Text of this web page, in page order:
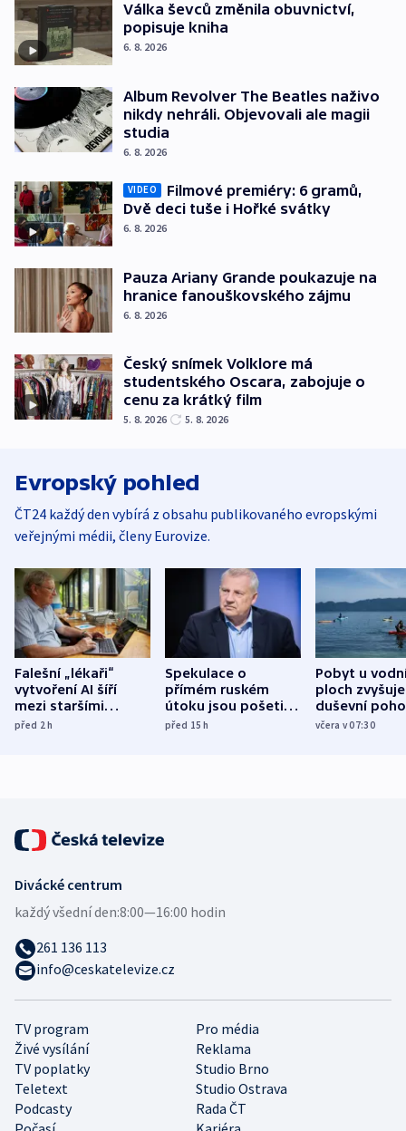
Válka ševců změnila obuvnictví,
popisuje kniha
6. 8. 2026
Album Revolver The Beatles naživo
nikdy nehráli. Objevovali ale magii
studia
6. 8. 2026
VIDEO
Filmové premiéry: 6 gramů,
Dvě deci tuše i Hořké svátky
6. 8. 2026
Pauza Ariany Grande poukazuje na
hranice fanouškovského zájmu
6. 8. 2026
Český snímek Volklore má
studentského Oscara, zabojuje o
cenu za krátký film
5. 8. 2026 5. 8. 2026
Evropský pohled
ČT24 každý den vybírá z obsahu publikovaného evropskými
veřejnými médii, členy Eurovize.
Falešní „lékaři“
vytvoření AI šíří
mezi staršími
Poláky nebezpečné
před 2h
Spekulace o
přímém ruském
útoku jsou pošetilé,
míní estonský
před 15h
Pobyt u
ploch zvyšuje
duševní
ukázala
včera v 07:30
TV program
Pro média
Živé vysílání
Reklama
TV poplatky
Studio Brno
Teletext
Studio Ostrava
Podcasty
Rada ČT
Divácké centrum
každý všední den:8:00—16:00 hodin
261 136 113
info@ceskatelevize.cz